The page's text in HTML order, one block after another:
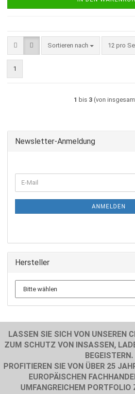
Sortieren nach
Sortieren nach 12 pro
pro Seite
1
1 bis 3(von
Newsletter-Anmeldung
ZUR
E-
Mail
ANMELDEN
Hersteller
LASSEN SIE SICH VON UNSEREN
ZUM SCHUTZ VON INSASSEN,
BEGEISTERN.
PROFITIEREN SIE VON ÜBER 25
EUROPÄISCHEN
UMFANGREICHEM PORTFOLIO